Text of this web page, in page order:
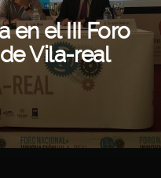
en el III Foro
Vila-real